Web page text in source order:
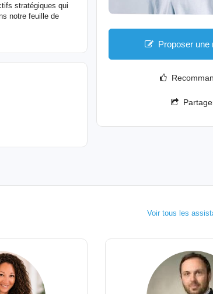
stratégiques qui
notre feuille de
Proposer une
Voir tous les